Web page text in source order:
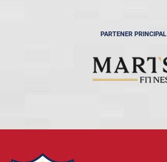
PARTENER PRINCIPAL